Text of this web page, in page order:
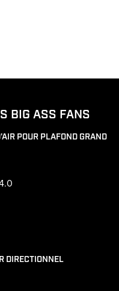
BIG ASS FANS
POUR PLAFOND GRAND
DIRECTIONNEL